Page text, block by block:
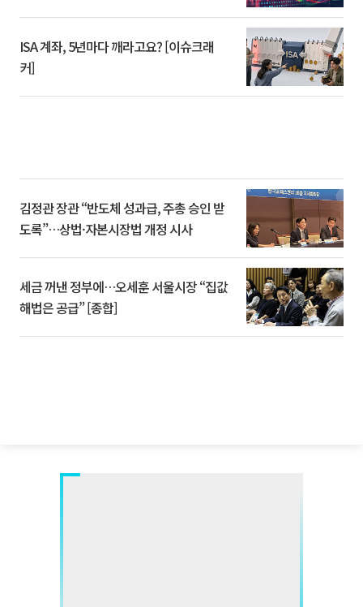
ISA 계좌, 5년마다 깨라고요? [이슈크래
커]
김정관 장관 “반도체 성과급, 주총 승인 받
도록”…상법·자본시장법 개정 시사
세금 꺼낸 정부에…오세훈 서울시장 “집값
해법은 공급” [종합]